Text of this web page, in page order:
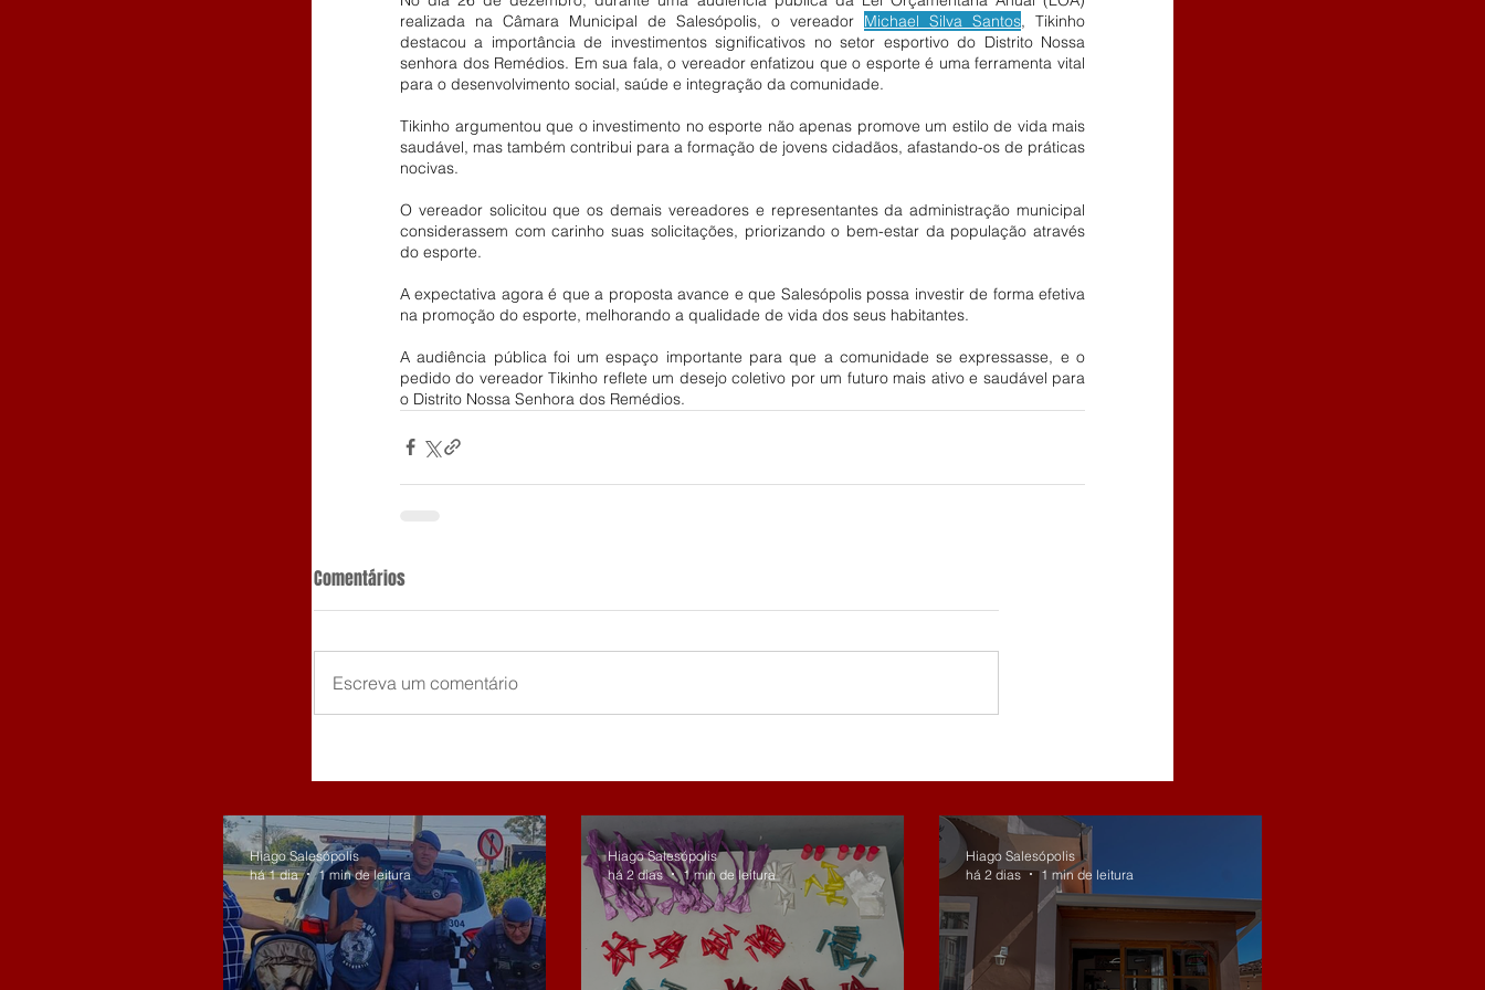
realizada na Câmara Municipal de Salesópolis, o vereador Michael Silva Santos, Tikinho
destacou a importância de investimentos significativos no setor esportivo do Distrito Nossa
senhora dos Remédios. Em sua fala, o vereador enfatizou que o esporte é uma ferramenta vital
para o desenvolvimento social, saúde e integração da comunidade.
Tikinho argumentou que o investimento no esporte não apenas promove um estilo de vida mais
saudável, mas também contribui para a formação de jovens cidadãos, afastando-os de práticas
nocivas.
O vereador solicitou que os demais vereadores e representantes da administração municipal
considerassem com carinho suas solicitações, priorizando o bem-estar da população através
do esporte.
A expectativa agora é que a proposta avance e que Salesópolis possa investir de forma efetiva
na promoção do esporte, melhorando a qualidade de vida dos seus habitantes.
A audiência pública foi um espaço importante para que a comunidade se expressasse, e o
pedido do vereador Tikinho reflete um desejo coletivo por um futuro mais ativo e saudável para
o Distrito Nossa Senhora dos Remédios.
Comentários
Escreva um comentário
Hiago Salesópolis
há 1 dia
1 min de leitura
Hiago Salesópolis
há 2 dias
1 min de leitura
Hiago Salesópolis
há 2 dias
1 min de leitura